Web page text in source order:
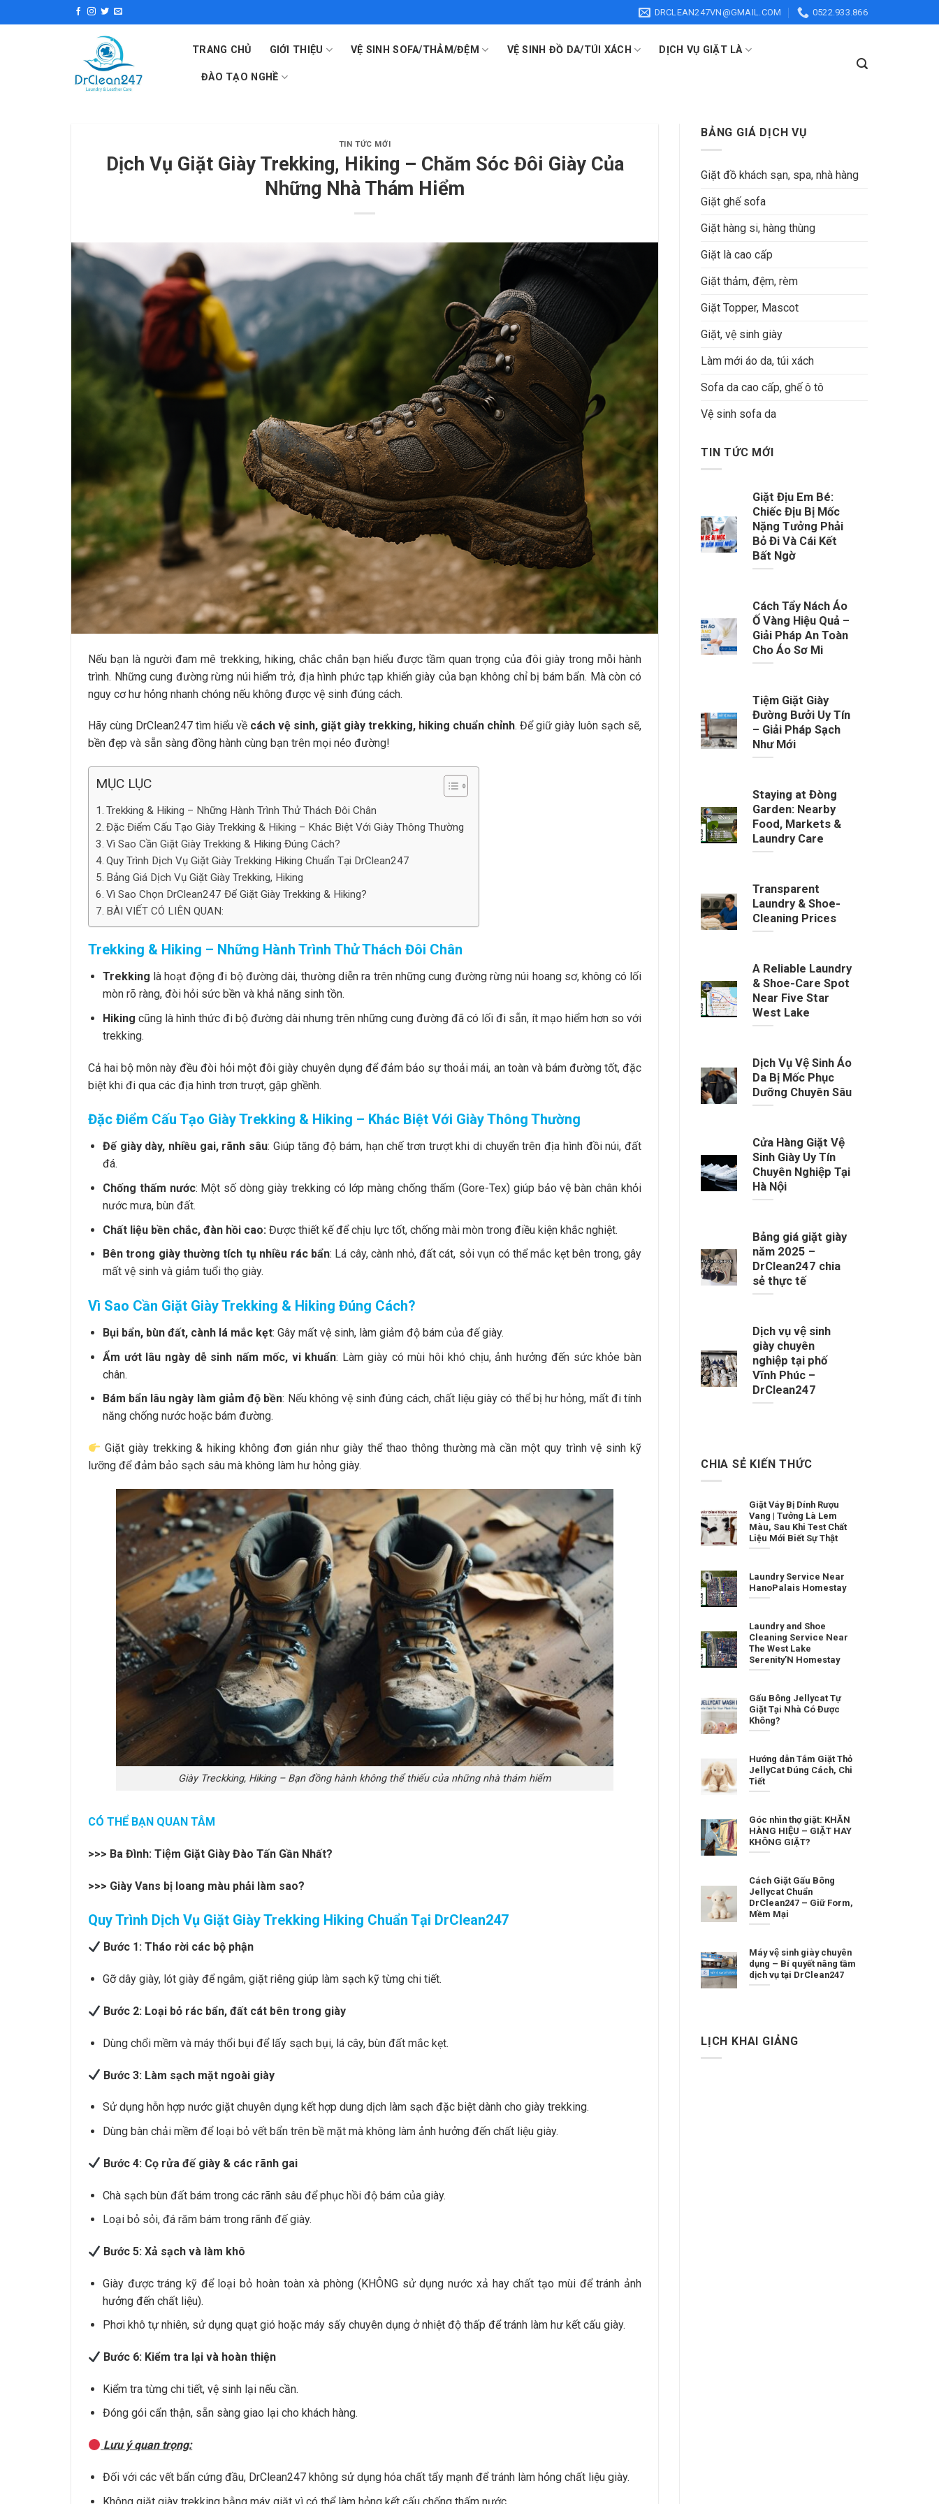
to
DRCLEAN247VN@GMAIL.COM 0522.933.866
TRANG CHỦ GIỚI THIỆU VỆ SINH SOFA/THẢM/ĐỆM VỆ SINH ĐỒ DA/TÚI XÁCH DỊCH VỤ GIẶT LÀ
ĐÀO TẠO NGHỀ
TIN TỨC MỚI
Dịch Vụ Giặt Giày Trekking, Hiking – Chăm Sóc Đôi Giày Của
Những Nhà Thám Hiểm
Nếu bạn là người đam mê trekking, hiking, chắc chắn bạn hiểu được tầm quan trọng của đôi giày trong mỗi hành
trình. Những cung đường rừng núi hiểm trở, địa hình phức tạp khiến giày của bạn không chỉ bị bám bẩn. Mà còn có
nguy cơ hư hỏng nhanh chóng nếu không được vệ sinh đúng cách.
Hãy cùng DrClean247 tìm hiểu về cách vệ sinh, giặt giày trekking, hiking chuẩn chỉnh. Để giữ giày luôn sạch sẽ,
bền đẹp và sẵn sàng đồng hành cùng bạn trên mọi nẻo đường!
MỤC LỤC
Trekking & Hiking – Những Hành Trình Thử Thách Đôi Chân
Đặc Điểm Cấu Tạo Giày Trekking & Hiking – Khác Biệt Với Giày Thông Thường
Vì Sao Cần Giặt Giày Trekking & Hiking Đúng Cách?
Quy Trình Dịch Vụ Giặt Giày Trekking Hiking Chuẩn Tại DrClean247
Bảng Giá Dịch Vụ Giặt Giày Trekking, Hiking
Vì Sao Chọn DrClean247 Để Giặt Giày Trekking & Hiking?
BÀI VIẾT CÓ LIÊN QUAN:
Trekking & Hiking – Những Hành Trình Thử Thách Đôi Chân
Trekking là hoạt động đi bộ đường dài, thường diễn ra trên những cung đường rừng núi hoang sơ, không có lối
mòn rõ ràng, đòi hỏi sức bền và khả năng sinh tồn.
Hiking cũng là hình thức đi bộ đường dài nhưng trên những cung đường đã có lối đi sẵn, ít mạo hiểm hơn so với
trekking.
Cả hai bộ môn này đều đòi hỏi một đôi giày chuyên dụng để đảm bảo sự thoải mái, an toàn và bám đường tốt, đặc
biệt khi đi qua các địa hình trơn trượt, gập ghềnh.
Đặc Điểm Cấu Tạo Giày Trekking & Hiking – Khác Biệt Với Giày Thông Thường
Đế giày dày, nhiều gai, rãnh sâu: Giúp tăng độ bám, hạn chế trơn trượt khi di chuyển trên địa hình đồi núi, đất
đá.
Chống thấm nước: Một số dòng giày trekking có lớp màng chống thấm (Gore-Tex) giúp bảo vệ bàn chân khỏi
nước mưa, bùn đất.
Chất liệu bền chắc, đàn hồi cao: Được thiết kế để chịu lực tốt, chống mài mòn trong điều kiện khắc nghiệt.
Bên trong giày thường tích tụ nhiều rác bẩn: Lá cây, cành nhỏ, đất cát, sỏi vụn có thể mắc kẹt bên trong, gây
mất vệ sinh và giảm tuổi thọ giày.
Vì Sao Cần Giặt Giày Trekking & Hiking Đúng Cách?
Bụi bẩn, bùn đất, cành lá mắc kẹt: Gây mất vệ sinh, làm giảm độ bám của đế giày.
Ẩm ướt lâu ngày dễ sinh nấm mốc, vi khuẩn: Làm giày có mùi hôi khó chịu, ảnh hưởng đến sức khỏe bàn
chân.
Bám bẩn lâu ngày làm giảm độ bền: Nếu không vệ sinh đúng cách, chất liệu giày có thể bị hư hỏng, mất đi tính
năng chống nước hoặc bám đường.
Giặt giày trekking & hiking không đơn giản như giày thể thao thông thường mà cần một quy trình vệ sinh kỹ
lưỡng để đảm bảo sạch sâu mà không làm hư hỏng giày.
Giày Treckking, Hiking – Bạn đồng hành không thể thiếu của những nhà thám hiểm
CÓ THỂ BẠN QUAN TÂM
>>> Ba Đình: Tiệm Giặt Giày Đào Tấn Gần Nhất?
>>> Giày Vans bị loang màu phải làm sao?
Quy Trình Dịch Vụ Giặt Giày Trekking Hiking Chuẩn Tại DrClean247
Bước 1: Tháo rời các bộ phận
Gỡ dây giày, lót giày để ngâm, giặt riêng giúp làm sạch kỹ từng chi tiết.
Bước 2: Loại bỏ rác bẩn, đất cát bên trong giày
Dùng chổi mềm và máy thổi bụi để lấy sạch bụi, lá cây, bùn đất mắc kẹt.
Bước 3: Làm sạch mặt ngoài giày
Sử dụng hỗn hợp nước giặt chuyên dụng kết hợp dung dịch làm sạch đặc biệt dành cho giày trekking.
Dùng bàn chải mềm để loại bỏ vết bẩn trên bề mặt mà không làm ảnh hưởng đến chất liệu giày.
Bước 4: Cọ rửa đế giày & các rãnh gai
Chà sạch bùn đất bám trong các rãnh sâu để phục hồi độ bám của giày.
Loại bỏ sỏi, đá răm bám trong rãnh đế giày.
Bước 5: Xả sạch và làm khô
Giày được tráng kỹ để loại bỏ hoàn toàn xà phòng (KHÔNG sử dụng nước xả hay chất tạo mùi để tránh ảnh
hưởng đến chất liệu).
Phơi khô tự nhiên, sử dụng quạt gió hoặc máy sấy chuyên dụng ở nhiệt độ thấp để tránh làm hư kết cấu giày.
Bước 6: Kiểm tra lại và hoàn thiện
Kiểm tra từng chi tiết, vệ sinh lại nếu cần.
Đóng gói cẩn thận, sẵn sàng giao lại cho khách hàng.
Lưu ý quan trọng:
Đối với các vết bẩn cứng đầu, DrClean247 không sử dụng hóa chất tẩy mạnh để tránh làm hỏng chất liệu giày.
Không giặt giày trekking bằng máy giặt vì có thể làm hỏng kết cấu chống thấm nước.
BẢNG GIÁ DỊCH VỤ
Giặt đồ khách sạn, spa, nhà hàng
Giặt ghế sofa
Giặt hàng si, hàng thùng
Giặt là cao cấp
Giặt thảm, đệm, rèm
Giặt Topper, Mascot
Giặt, vệ sinh giày
Làm mới áo da, túi xách
Sofa da cao cấp, ghế ô tô
Vệ sinh sofa da
TIN TỨC MỚI
Giặt Địu Em Bé:
Chiếc Địu Bị Mốc
Nặng Tưởng Phải
Bỏ Đi Và Cái Kết
Bất Ngờ
Cách Tẩy Nách Áo
Ố Vàng Hiệu Quả –
Giải Pháp An Toàn
Cho Áo Sơ Mi
Tiệm Giặt Giày
Đường Bưởi Uy Tín
– Giải Pháp Sạch
Như Mới
Staying at Đòng
Garden: Nearby
Food, Markets &
Laundry Care
Transparent
Laundry & Shoe-
Cleaning Prices
A Reliable Laundry
& Shoe-Care Spot
Near Five Star
West Lake
Dịch Vụ Vệ Sinh Áo
Da Bị Mốc Phục
Dưỡng Chuyên Sâu
Cửa Hàng Giặt Vệ
Sinh Giày Uy Tín
Chuyên Nghiệp Tại
Hà Nội
Bảng giá giặt giày
năm 2025 –
DrClean247 chia
sẻ thực tế
Dịch vụ vệ sinh
giày chuyên
nghiệp tại phố
Vĩnh Phúc –
DrClean247
CHIA SẺ KIẾN THỨC
Giặt Váy Bị Dính Rượu
Vang | Tưởng Là Lem
Màu, Sau Khi Test Chất
Liệu Mới Biết Sự Thật
Laundry Service Near
HanoPalais Homestay
Laundry and Shoe
Cleaning Service Near
The West Lake
Serenity’N Homestay
Gấu Bông Jellycat Tự
Giặt Tại Nhà Có Được
Không?
Hướng dẫn Tắm Giặt Thỏ
JellyCat Đúng Cách, Chi
Tiết
Góc nhìn thợ giặt: KHĂN
HÀNG HIỆU – GIẶT HAY
KHÔNG GIẶT?
Cách Giặt Gấu Bông
Jellycat Chuẩn
DrClean247 – Giữ Form,
Mềm Mại
Máy vệ sinh giày chuyên
dụng – Bí quyết nâng tầm
dịch vụ tại DrClean247
LỊCH KHAI GIẢNG